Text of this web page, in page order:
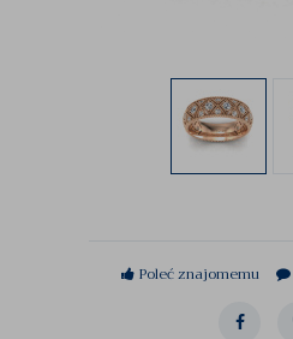
Poleć znajomemu